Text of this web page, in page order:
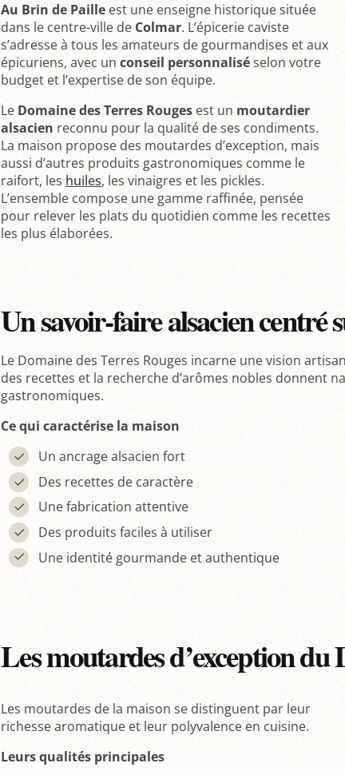
Au Brin de Paille est une enseigne historique située
dans le centre-ville de Colmar. L’épicerie caviste
s’adresse à tous les amateurs de gourmandises et aux
épicuriens, avec unconseil personnaliséselon votre
budget et l’expertise de son équipe.
Le Domaine des Terres Rouges est un moutardier
alsacien reconnu pour la qualité de ses condiments.
La maison propose des moutardes d’exception, mais
aussi d’autres produits gastronomiques comme le
raifort, les huiles, les vinaigres et les pickles.
L’ensemble compose une gamme raffinée, pensée
pour relever les plats du quotidien comme les recettes
les plus élaborées.
Un savoir-faire alsacien centré
Le Domaine des Terres Rouges incarne une vision
des recettes et la recherche d’arômes nobles donnent
gastronomiques.
Ce qui caractérise la maison
Un ancrage alsacien fort
Des recettes de caractère
Une fabrication attentive
Des produits faciles à utiliser
Une identité gourmande et authentique
Les moutardes d’exception du
Les moutardes de la maison se distinguent par leur
richesse aromatique et leur polyvalence en cuisine.
Leurs qualités principales